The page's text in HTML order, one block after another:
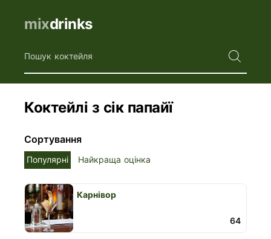
mixdrinks
Пошук коктейля
Коктейлі з сік папайї
Сортування
Популярні Найкраща оцінка
64
Карнівор